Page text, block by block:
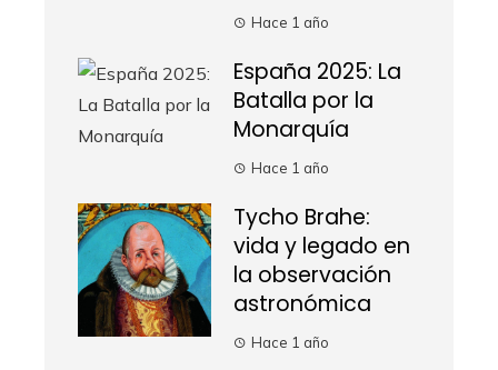
Hace 1 año
España 2025: La
Batalla por la
Monarquía
Hace 1 año
Tycho Brahe:
vida y legado en
la observación
astronómica
Hace 1 año